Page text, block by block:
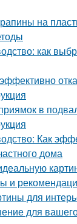
на
как
в
Как
дома
и
для
для